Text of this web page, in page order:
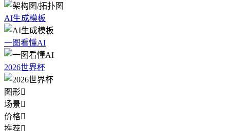
AI生成模板
一图看懂AI
2026世界杯
图形
场景
价格
推荐